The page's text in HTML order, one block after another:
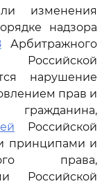
изменения
надзора
Арбитражного
Российской
нарушение
прав и
Российской
принципами и
права,
Российской